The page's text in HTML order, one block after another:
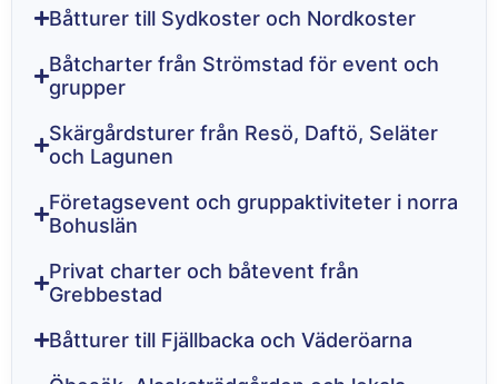
Båtturer till Sydkoster och Nordkoster
Båtcharter från Strömstad för event och
grupper
Skärgårdsturer från Resö, Daftö, Seläter
och Lagunen
Företagsevent och gruppaktiviteter i norra
Bohuslän
Privat charter och båtevent från
Grebbestad
Båtturer till Fjällbacka och Väderöarna